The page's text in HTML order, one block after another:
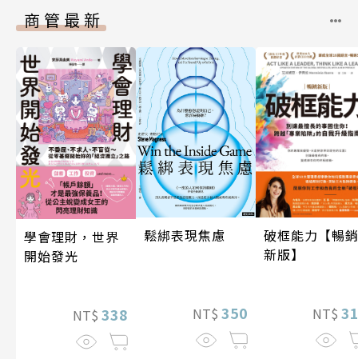
商管最新
學會理財，世界
開始發光
NT$ 338
鬆綁表現焦慮
NT$ 350
破框能力【暢銷
新版】
NT$